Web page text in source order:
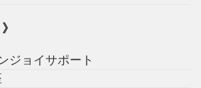
》
ジョイサポート